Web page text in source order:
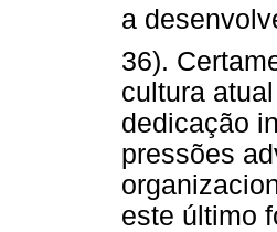
a
36).
cultura
dedicação
pressões
este último